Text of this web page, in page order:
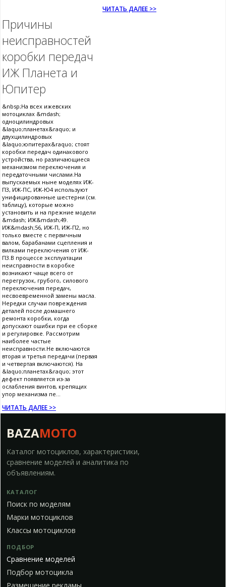
ЧИТАТЬ ДАЛЕЕ >>
Причины
неисправностей
коробки передач
ИЖ Планета и
Юпитер
&nbsp;На всех ижевских
мотоциклах &mdash;
одноцилиндровых
&laquo;планетах&raquo; и
двухцилиндровых
&laquo;юпитерах&raquo; стоят
коробки передач одинакового
устройства, но различающиеся
механизмом переключения и
передаточными числами.На
выпускаемых ныне моделях ИЖ-
П3, ИЖ-ПС, ИЖ-Ю4 используют
унифицированные шестерни (см.
таблицу), которые можно
установить и на прежние модели
&mdash; ИЖ&mdash;49.
ИЖ&mdash;56, ИЖ-П, ИЖ-П2, но
только вместе с первичным
валом, барабанами сцепления и
вилками переключения от ИЖ-
П3.В процессе эксплуатации
неисправности в коробке
возникают чаще всего от
перегрузок, грубого, силового
переключения передач,
несвоевременной замены масла.
Нередки случаи повреждения
деталей после домашнего
ремонта коробки, когда
допускают ошибки при ее сборке
и регулировке. Рассмотрим
наиболее частые
неисправности.Не включаются
вторая и третья передачи (первая
и четвертая включаются). На
&laquo;планетах&raquo; этот
дефект появляется из-за
ослабления винтов, крепящих
упор механизма пе...
ЧИТАТЬ ДАЛЕЕ >>
BAZAMOTO
Каталог мотоциклов, характеристики,
сравнение моделей и аналитика по
объявлениям.
КАТАЛОГ
Поиск по моделям
Марки мотоциклов
Классы мотоциклов
ПОДБОР
Сравнение моделей
Подбор мотоцикла